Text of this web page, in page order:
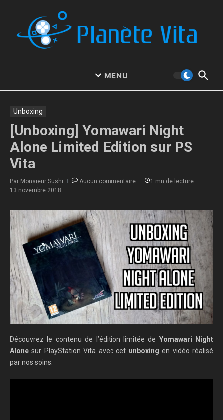
MENU
Unboxing
[Unboxing] Yomawari Night
Alone Limited Edition sur PS
Vita
Par Monsieur Sushi Aucun commentaire
1 mn de lecture
13 novembre 2018
Découvrez le contenu de l’édition limitée de Yomawari Night
Alonesur PlayStation Vita avec cet unboxing en vidéo réalisé
par nos soins.